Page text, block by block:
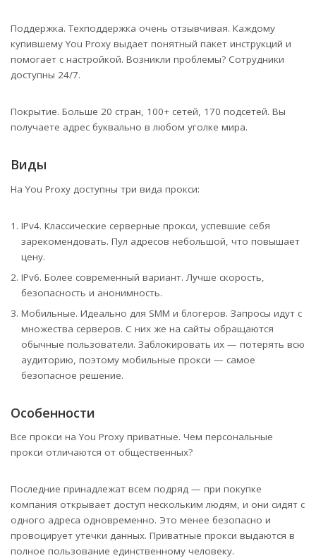
Поддержка. Техподдержка очень отзывчивая. Каждому
купившему You Proxy выдает понятный пакет инструкций и
помогает с настройкой. Возникли проблемы? Сотрудники
доступны 24/7.
Покрытие. Больше 20 стран, 100+ сетей, 170 подсетей. Вы
получаете адрес буквально в любом уголке мира.
Виды
На You Proxy доступны три вида прокси:
IPv4. Классические серверные прокси, успевшие себя
зарекомендовать. Пул адресов небольшой, что повышает
цену.
IPv6. Более современный вариант. Лучше скорость,
безопасность и анонимность.
Мобильные. Идеально для SMM и блогеров. Запросы идут с
множества серверов. С них же на сайты обращаются
обычные пользователи. Заблокировать их — потерять всю
аудиторию, поэтому мобильные прокси — самое
безопасное решение.
Особенности
Все прокси на You Proxy приватные. Чем персональные
прокси отличаются от общественных?
Последние принадлежат всем подряд — при покупке
компания открывает доступ нескольким людям, и они сидят с
одного адреса одновременно. Это менее безопасно и
провоцирует утечки данных. Приватные прокси выдаются в
полное пользование единственному человеку.